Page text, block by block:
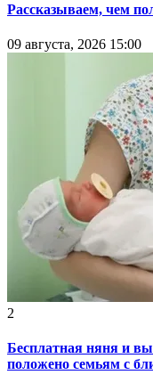
Рассказываем, чем
09 августа, 2026 15:00
2
Бесплатная няня и
положено семьям с